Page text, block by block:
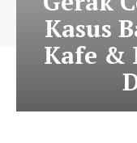
Kasus
Kafe &